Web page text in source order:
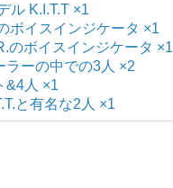
ル K.I.T.T ×1
ボイスインジケータ ×1
のボイスインジケータ ×1
ラーの中での3人 ×2
&4人 ×1
と有名な2人 ×1